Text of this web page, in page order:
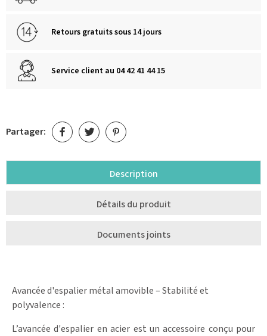
Retours gratuits sous 14 jours
Service client au 04 42 41 44 15
Partager:
Description
Détails du produit
Documents joints
Avancée d'espalier métal amovible – Stabilité et
polyvalence :
L’avancée d'espalier en acier est un accessoire conçu pour